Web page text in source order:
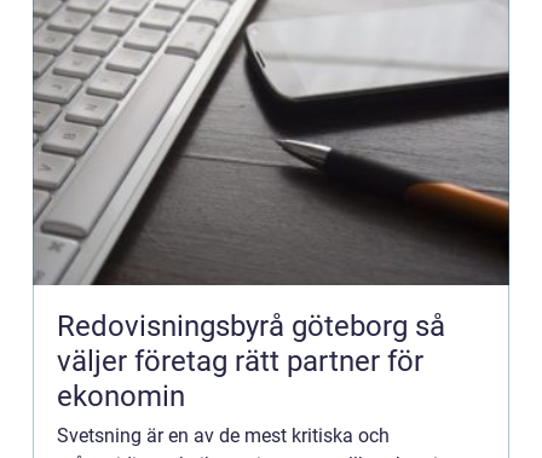
Redovisningsbyrå göteborg så
väljer företag rätt partner för
ekonomin
Svetsning är en av de mest kritiska och